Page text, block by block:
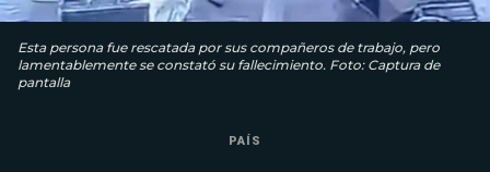
Esta persona fue rescatada por sus compañeros de trabajo, pero
lamentablemente se constató su fallecimiento. Foto: Captura de
pantalla
PAÍS